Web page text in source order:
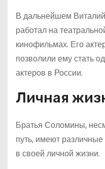
В дальнейшем
работал на
кинофильмах. Его
позволили ему стать
актеров в России.
Личная
Братья Соломины,
путь, имеют
в своей личной жизни.